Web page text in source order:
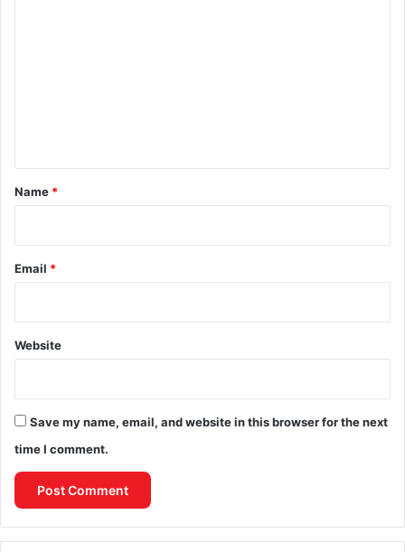
*
Name *
Email *
Website
Save my name, email, and website in this browser for the next
time I comment.